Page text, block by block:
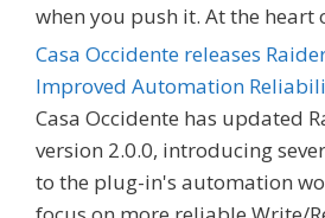
when you push it. At the
Casa Occidente releases
Improved Automation
Casa Occidente has updated
version 2.0.0, introducing
to the plug-in's automation